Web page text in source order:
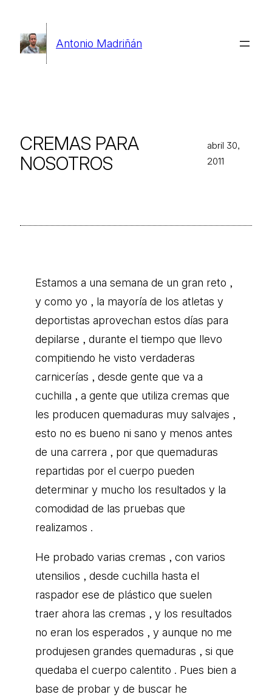
contenido
Antonio Madriñán
CREMAS PARA
NOSOTROS
abril 30,
2011
Estamos a una semana de un gran reto ,
y como yo , la mayoría de los atletas y
deportistas aprovechan estos días para
depilarse , durante el tiempo que llevo
compitiendo he visto verdaderas
carnicerías , desde gente que va a
cuchilla , a gente que utiliza cremas que
les producen quemaduras muy salvajes ,
esto no es bueno ni sano y menos antes
de una carrera , por que quemaduras
repartidas por el cuerpo pueden
determinar y mucho los resultados y la
comodidad de las pruebas que
realizamos .
He probado varias cremas , con varios
utensilios , desde cuchilla hasta el
raspador ese de plástico que suelen
traer ahora las cremas , y los resultados
no eran los esperados , y aunque no me
produjesen grandes quemaduras , si que
quedaba el cuerpo calentito . Pues bien a
base de probar y de buscar he